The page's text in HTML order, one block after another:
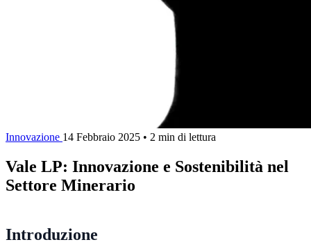
Innovazione 14 Febbraio 2025 • 2 min di lettura
Vale LP: Innovazione e Sostenibilità nel
Settore Minerario
Introduzione